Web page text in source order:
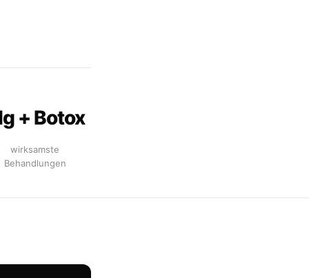
+ Botox
wirksamste
Behandlungen